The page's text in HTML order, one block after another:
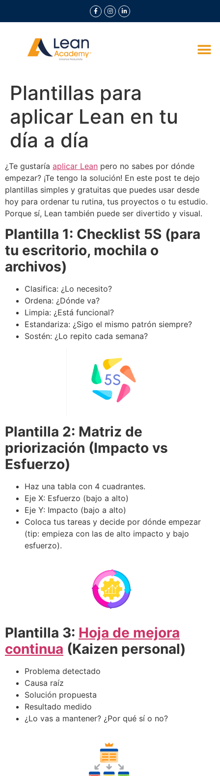
Plantillas para
aplicar Lean en tu
día a día
¿Te gustaría aplicar Lean pero no sabes por dónde
empezar? ¡Te tengo la solución! En este post te dejo
plantillas simples y gratuitas que puedes usar desde
hoy para ordenar tu rutina, tus proyectos o tu estudio.
Porque sí, Lean también puede ser divertido y visual.
Plantilla 1: Checklist 5S (para
tu escritorio, mochila o
archivos)
Clasifica: ¿Lo necesito?
Ordena: ¿Dónde va?
Limpia: ¿Está funcional?
Estandariza: ¿Sigo el mismo patrón siempre?
Sostén: ¿Lo repito cada semana?
Plantilla 2: Matriz de
priorización (Impacto vs
Esfuerzo)
Haz una tabla con 4 cuadrantes.
Eje X: Esfuerzo (bajo a alto)
Eje Y: Impacto (bajo a alto)
Coloca tus tareas y decide por dónde empezar
(tip: empieza con las de alto impacto y bajo
esfuerzo).
Plantilla 3: Hoja de mejora
continua (Kaizen personal)
Problema detectado
Causa raíz
Solución propuesta
Resultado medido
¿Lo vas a mantener? ¿Por qué sí o no?